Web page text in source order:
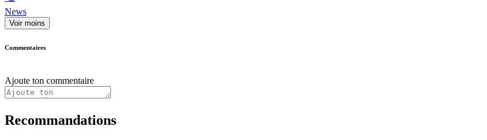
News
Voir moins
Commentaires
Ajoute ton commentaire
Recommandations